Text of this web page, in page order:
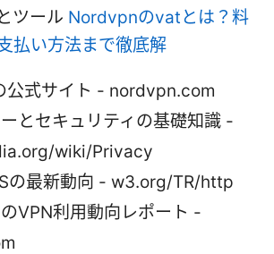
ツール Nordvpnのvatとは？料
払い方法まで徹底解
公式サイト - nordvpn.com
とセキュリティの基礎知識 -
wiki/Privacy
の最新動向 - w3.org/TR/http
VPN利用動向レポート -